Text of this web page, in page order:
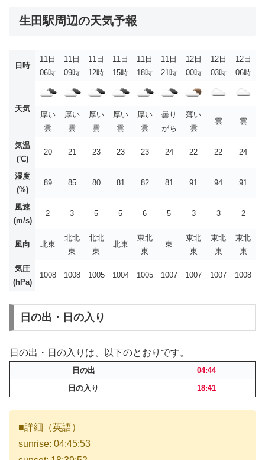
生田駅周辺の天気予報
日時
11日
06時
11日
09時
11日
12時
11日
15時
11日
18時
11日
21時
12日
00時
12日
03時
12日
06時
天気
厚い
雲
厚い
雲
厚い
雲
厚い
雲
厚い
雲
曇り
がち
薄い
雲
雲 雲
気温
(℃)
20 21 23 23 23 24 22 22 24
湿度
(%)
89 85 80 81 82 81 91 94 91
風速
(m/s)
2 3 5 5 6 5 3 3 2
風向 北東
北北
東
北北
東
北東
東北
東
東
東北
東
東北
東
東北
東
気圧
(hPa)
1008 1008 1005 1004 1005 1007 1007 1007 1008
日の出・日の入り
日の出・日の入りは、以下のとおりです。
日の出
04:44
日の入り
18:41
■詳細（英語）
sunrise: 04:45:53